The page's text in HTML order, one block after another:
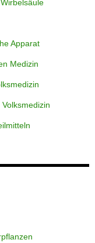
Apparat
Medizin